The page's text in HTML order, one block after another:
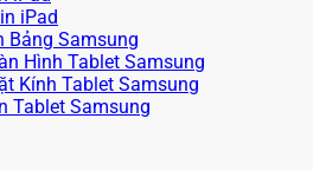
iPad
Bảng Samsung
Hình Tablet Samsung
Kính Tablet Samsung
Tablet Samsung